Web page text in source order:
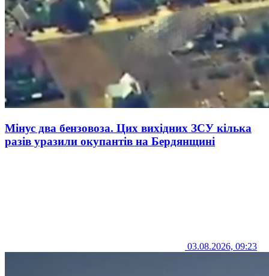
Мінус два бензовоза. Цих вихідних ЗСУ кілька
разів уразили окупантів на Бердянщині
03.08.2026, 09:23